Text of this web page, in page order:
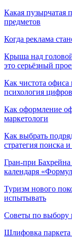
Какая пузырчатая
предметов
Когда реклама
Крыша над
это серьёзный
Как чистота офиса
психология
Как оформление
маркетологи
Как выбрать
стратегия поиска
Гран-при
календаря
Туризм нового
испытывать
Советы по выбору
Шлифовка паркета